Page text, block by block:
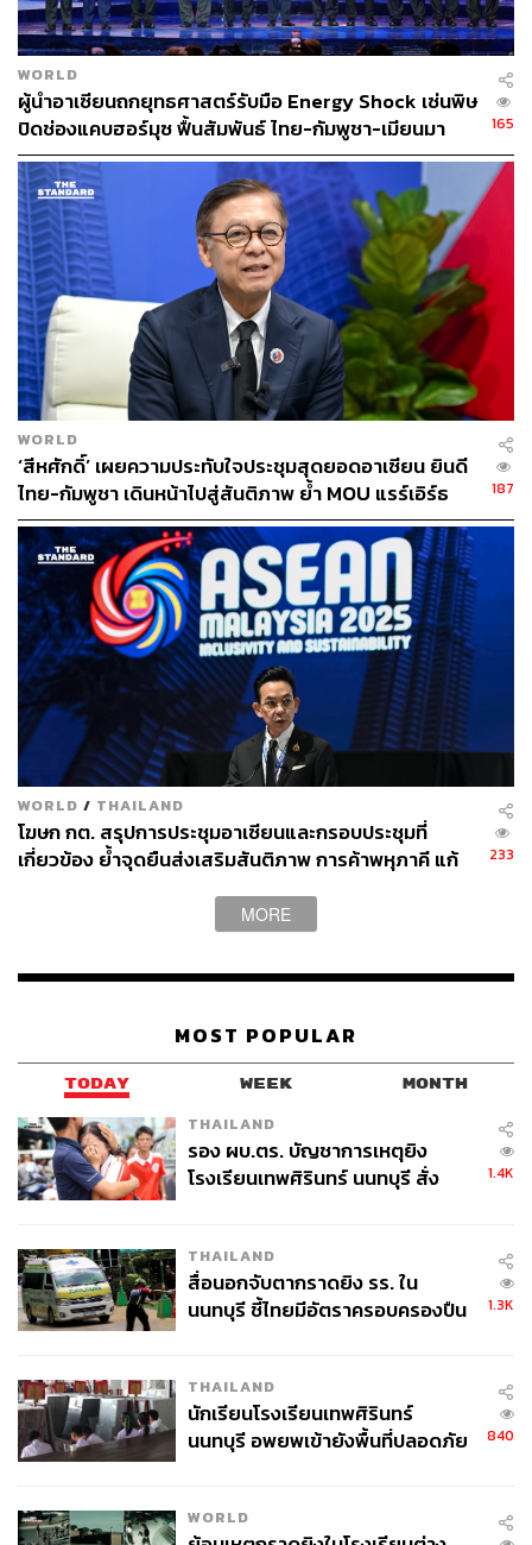
467
ABOUT THE AUTHOR
คมปทิต คงศักดิ์ศรีสกุล
บรรณาธิการข่าวต่างประเทศ สำนักข่าว THE
STANDARD
WORLD
ผู้นำอาเซียนถกยุทธศาสตร์รับมือ Energy Shock เซ่นพิษ
ปิดช่องแคบฮอร์มุซ ฟื้นสัมพันธ์ ไทย-กัมพูชา-เมียนมา
165
WORLD
‘สีหศักดิ์’ เผยความประทับใจประชุมสุดยอดอาเซียน ยินดี
ไทย-กัมพูชา เดินหน้าไปสู่สันติภาพ ย้ำ MOU แรร์เอิร์ธ
ไม่มีผลผูกมัด
187
WORLD / THAILAND
โฆษก กต. สรุปการประชุมอาเซียนและกรอบประชุมที่
เกี่ยวข้อง ย้ำจุดยืนส่งเสริมสันติภาพ การค้าพหุภาคี แก้
233
MORE
MOST POPULAR
TODAY WEEK MONTH
THAILAND
รอง ผบ.ตร. บัญชาการเหตุยิง
โรงเรียนเทพศิรินทร์ นนทบุรี สั่ง
1.4K
THAILAND
สื่อนอกจับตากราดยิง รร. ใน
นนทบุรี ชี้ไทยมีอัตราครอบครองปืน
1.3K
THAILAND
นักเรียนโรงเรียนเทพศิรินทร์
นนทบุรี อพยพเข้ายังพื้นที่ปลอดภัย
840
WORLD